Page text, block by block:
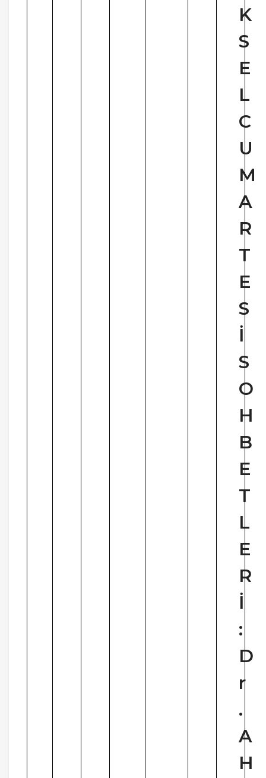
K
S
E
L
C
U
M
A
R
T
E
S
İ
S
O
H
B
E
T
L
E
R
İ
:
D
r
.
A
H